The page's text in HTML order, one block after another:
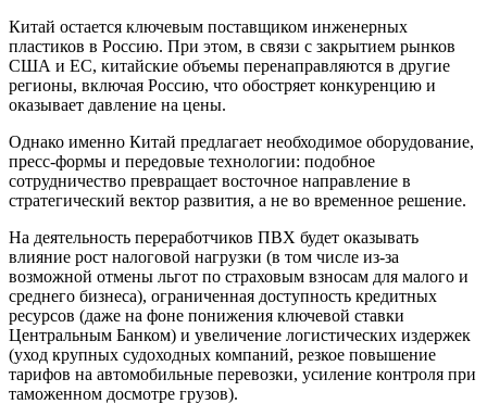
Китай остается ключевым поставщиком инженерных
пластиков в Россию. При этом, в связи с закрытием рынков
США и ЕС, китайские объемы перенаправляются в другие
регионы, включая Россию, что обостряет конкуренцию и
оказывает давление на цены.
Однако именно Китай предлагает необходимое оборудование,
пресс-формы и передовые технологии: подобное
сотрудничество превращает восточное направление в
стратегический вектор развития, а не во временное решение.
На деятельность переработчиков ПВХ будет оказывать
влияние рост налоговой нагрузки (в том числе из-за
возможной отмены льгот по страховым взносам для малого и
среднего бизнеса), ограниченная доступность кредитных
ресурсов (даже на фоне понижения ключевой ставки
Центральным Банком) и увеличение логистических издержек
(уход крупных судоходных компаний, резкое повышение
тарифов на автомобильные перевозки, усиление контроля при
таможенном досмотре грузов).